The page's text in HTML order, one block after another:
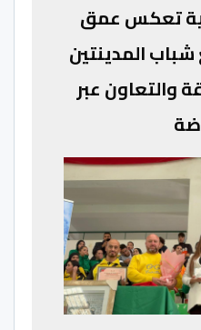
تعكس عمق
شباب المدينتين
والتعاون عبر